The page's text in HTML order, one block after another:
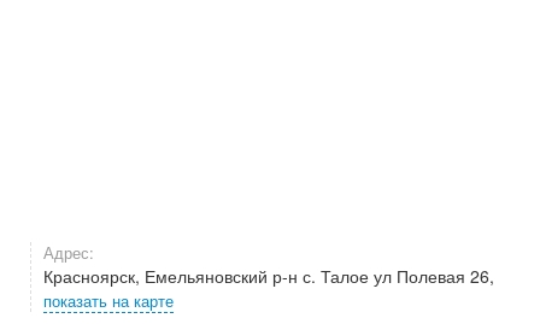
Адрес:
Красноярск, Емельяновский р-н с. Талое ул Полевая 26,
показать на карте